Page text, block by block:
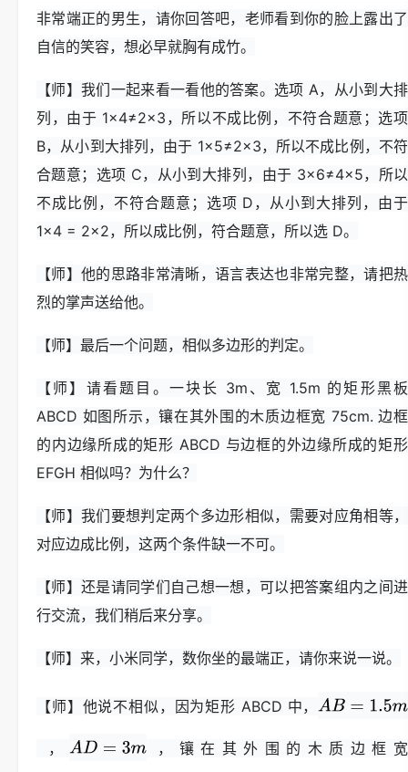
非常端正的男生，请你回答吧，老师看到你的脸上露出了
自信的笑容，想必早就胸有成竹。
【师】我们一起来看一看他的答案。选项 A，从小到大排
列，由于 1×4≠2×3，所以不成比例，不符合题意；选项
B，从小到大排列，由于 1×5≠2×3，所以不成比例，不符
合题意；选项 C，从小到大排列，由于 3×6≠4×5，所以
不成比例，不符合题意；选项 D，从小到大排列，由于
1×4 = 2×2，所以成比例，符合题意，所以选 D。
【师】他的思路非常清晰，语言表达也非常完整，请把热
烈的掌声送给他。
【师】最后一个问题，相似多边形的判定。
【师】请看题目。一块长 3m、宽 1.5m 的矩形黑板
ABCD 如图所示，镶在其外围的木质边框宽 75cm. 边框
的内边缘所成的矩形 ABCD 与边框的外边缘所成的矩形
EFGH 相似吗？为什么？
【师】我们要想判定两个多边形相似，需要对应角相等，
对应边成比例，这两个条件缺一不可。
【师】还是请同学们自己想一想，可以把答案组内之间进
行交流，我们稍后来分享。
【师】来，小米同学，数你坐的最端正，请你来说一说。
【师】他说不相似，因为矩形 ABCD 中，
， ，镶在其外围的木质边框宽